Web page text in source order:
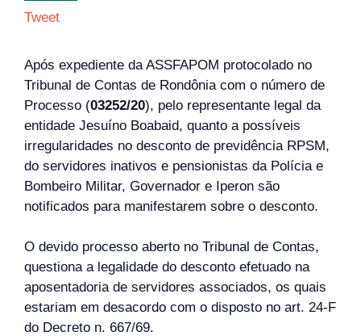
Tweet
Após expediente da ASSFAPOM protocolado no
Tribunal de Contas de Rondônia com o número de
Processo (03252/20), pelo representante legal da
entidade Jesuíno Boabaid, quanto a possíveis
irregularidades no desconto de previdência RPSM,
do servidores inativos e pensionistas da Polícia e
Bombeiro Militar, Governador e Iperon são
notificados para manifestarem sobre o desconto.
O devido processo aberto no Tribunal de Contas,
questiona a legalidade do desconto efetuado na
aposentadoria de servidores associados, os quais
estariam em desacordo com o disposto no art. 24-F
do Decreto n. 667/69.